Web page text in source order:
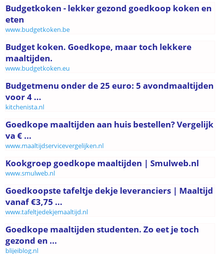
Budgetkoken - lekker gezond goedkoop koken en
eten
www.budgetkoken.be
Budget koken. Goedkope, maar toch lekkere
maaltijden.
www.budgetkoken.eu
Budgetmenu onder de 25 euro: 5 avondmaaltijden
voor 4 ...
kitchenista.nl
Goedkope maaltijden aan huis bestellen? Vergelijk
va € ...
www.maaltijdservicevergelijken.nl
Kookgroep goedkope maaltijden | Smulweb.nl
www.smulweb.nl
Goedkoopste tafeltje dekje leveranciers | Maaltijd
vanaf €3,75 ...
www.tafeltjedekjemaaltijd.nl
Goedkope maaltijden studenten. Zo eet je toch
gezond en ...
blijeiblog.nl